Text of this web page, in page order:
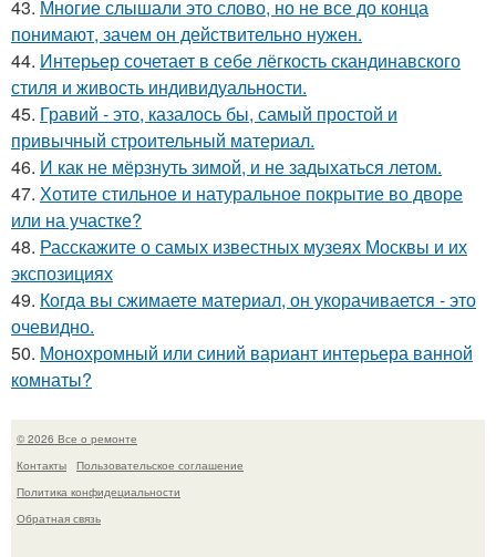
43. Многие слышали это слово, но не все до конца
понимают, зачем он действительно нужен.
44. Интерьер сочетает в себе лёгкость скандинавского
стиля и живость индивидуальности.
45. Гравий - это, казалось бы, самый простой и
привычный строительный материал.
46. И как не мёрзнуть зимой, и не задыхаться летом.
47. Хотите стильное и натуральное покрытие во дворе
или на участке?
48. Расскажите о самых известных музеях Москвы и их
экспозициях
49. Когда вы сжимаете материал, он укорачивается - это
очевидно.
50. Монохромный или синий вариант интерьера ванной
комнаты?
© 2026 Все о ремонте
Контакты
Пользовательское соглашение
Политика конфидециальности
Обратная связь